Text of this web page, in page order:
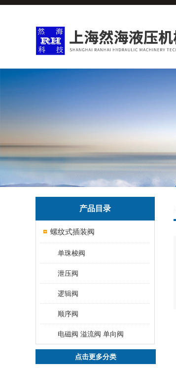
产品目录
螺纹式插装阀
单珠梭阀
泄压阀
逻辑阀
顺序阀
电磁阀 溢流阀 单向阀
点击更多分类